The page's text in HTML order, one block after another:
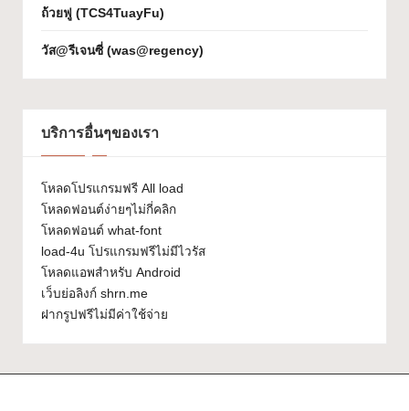
W
h
at
-
F
n
t
ถ้วยฟู (TCS4TuayFu)
วัส@รีเจนซี่ (was@regency)
บริการอื่นๆของเรา
โหลดโปรแกรมฟรี All load
โหลดฟอนต์ง่ายๆไม่กี่คลิก
โหลดฟอนต์ what-font
load-4u โปรแกรมฟรีไม่มีไวรัส
โหลดแอพสำหรับ Android
เว็บย่อลิงก์ shrn.me
ฝากรูปฟรีไม่มีค่าใช้จ่าย